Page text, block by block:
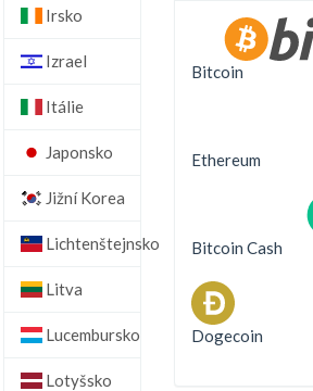
Irsko
Izrael
Itálie
Japonsko
Jižní Korea
Lichtenštejnsko
Litva
Lucembursko
Lotyšsko
Bitcoin
Ethereum
Bitcoin Cash
Dogecoin